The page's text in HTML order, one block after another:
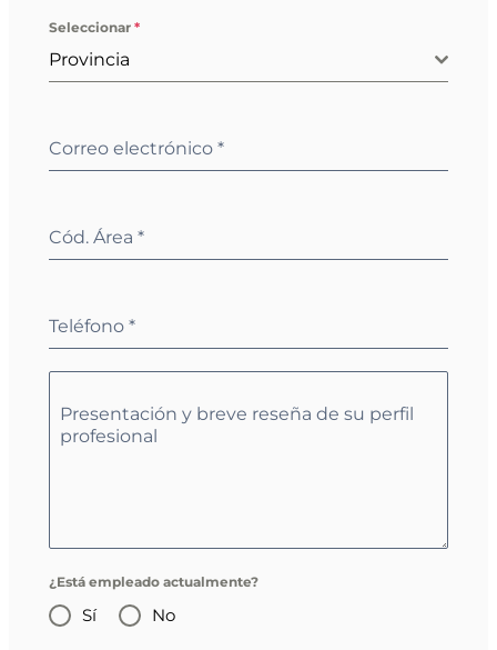
Seleccionar *
Provincia
Correo electrónico *
Cód. Área *
Teléfono *
Presentación y breve reseña de su perfil
profesional
¿Está empleado actualmente?
Sí No